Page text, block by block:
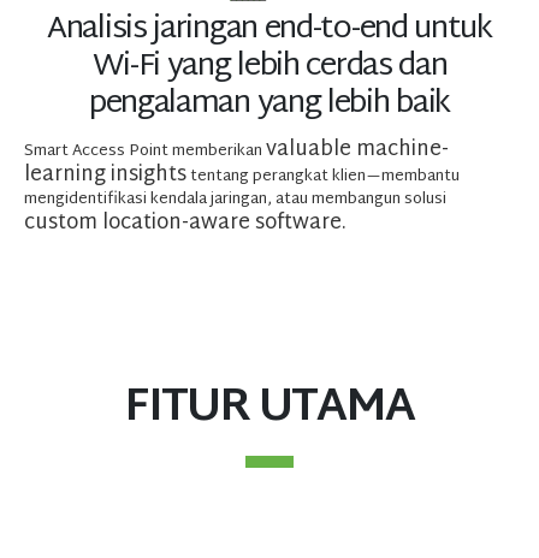
Analisis jaringan end-to-end untuk
Wi-Fi yang lebih cerdas dan
pengalaman yang lebih baik
Smart Access Point memberikanvaluable machine-
learning insightstentang perangkat klien—membantu
mengidentifikasi kendala jaringan, atau membangun solusi
custom location-aware software.
FITUR UTAMA